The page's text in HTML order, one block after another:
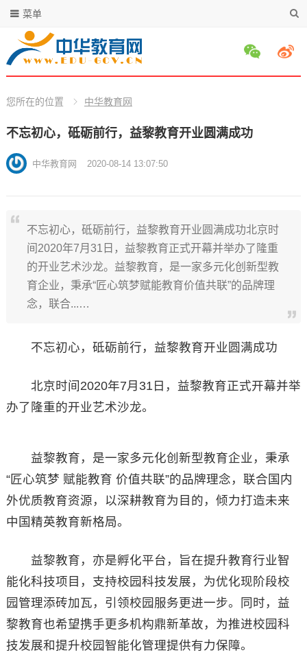
菜单
您所在的位置 中华教育网
不忘初心，砥砺前行，益黎教育开业圆满成功
中华教育网 2020-08-14 13:07:50
不忘初心，砥砺前行，益黎教育开业圆满成功北京时
间2020年7月31日，益黎教育正式开幕并举办了隆重
的开业艺术沙龙。益黎教育，是一家多元化创新型教
育企业，秉承“匠心筑梦赋能教育价值共联”的品牌理
念，联合...…
不忘初心，砥砺前行，益黎教育开业圆满成功
北京时间2020年7月31日，益黎教育正式开幕并举
办了隆重的开业艺术沙龙。
益黎教育，是一家多元化创新型教育企业，秉承
“匠心筑梦 赋能教育 价值共联”的品牌理念，联合国内
外优质教育资源，以深耕教育为目的，倾力打造未来
中国精英教育新格局。
益黎教育，亦是孵化平台，旨在提升教育行业智
能化科技项目，支持校园科技发展，为优化现阶段校
园管理添砖加瓦，引领校园服务更进一步。同时，益
黎教育也希望携手更多机构鼎新革故，为推进校园科
技发展和提升校园智能化管理提供有力保障。